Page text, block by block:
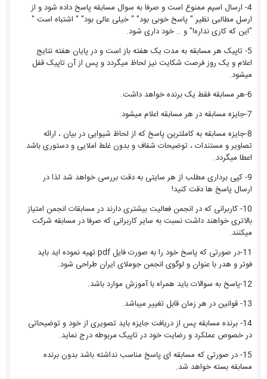
4- ارسال اسپم ممنوع است و صرفا به سوال مسابقه پاسخ داده شود و از
ارسل مطالبی نظیر " پاسخ خوبی بود" " خیلی عالی بود" " اشتباه است "
"این که کاری نداره!" و .. خود داری شود.
5- تاپیک هر مسابقه به مدت یک هفته باز است و در پایان هفته نتایج
اعلام و یک روز فرصت شکایت نیز لحاظ میگردد و پس از آن تاپیک قفل
میشود.
6-هر مسابقه فقط یک برنده خواهد داشت.
7-جایزه مسابقه در هر مسابقه اعلام میشود.
8-جایزه مسابقه به کاملترین پاسخ که از لحاظ شیوایی در بیان ، ارائه
تصاویر و مستندات ، توضیحات شفاف و بدون غلط املایی و دستوری باشد
اعطا میگردد.
9- کپی برداری مطلب از هر سایتی به دقت بررسی خواهد شد لذا در
ارسال پاسخ ها دقت کنید!
10- کاربرانی که در انجمن فعالیت بیشتری دارند در مسابقات انجمن امتیاز
بالاتری خواهند داشت نسبت به سایر کاربرانی که صرفا در مسابقه شرکت
میکنند.
11-در صورتی که پاسخ خود را به صورت فایل pdf تهیه نموده اید باید
فوتر و هدر با عنوان و لوگوی انجمن جوملای ایران طراحی شود.
12-پاسخ به سوالات باید همراه با آموزش موارد باشد.
13- قوانین در هر زمان قابل تغییر میباشد.
14- برنده مسابقه پس از دریافت جایزه باید تصویری از خود و توضیحاتی
در خصوص عملکرد و رضایت خود در تاپیک مربوطه درج نماید.
15- در صورتی که مسابقه ای پاسخ مناسب نداشته باشد بدون برنده
مسابقه بسته خواهد شد.